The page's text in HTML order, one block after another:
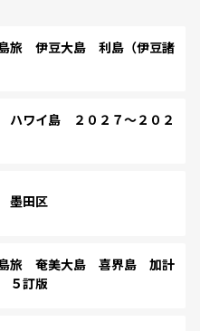
旅 伊豆大島 利島（伊豆諸
ワイ島 ２０２７～２０２
墨田区
旅 奄美大島 喜界島 加計
５訂版